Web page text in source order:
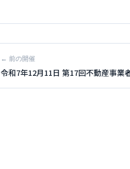
← 前の開催
令和7年12月11日 第17回不動産事業